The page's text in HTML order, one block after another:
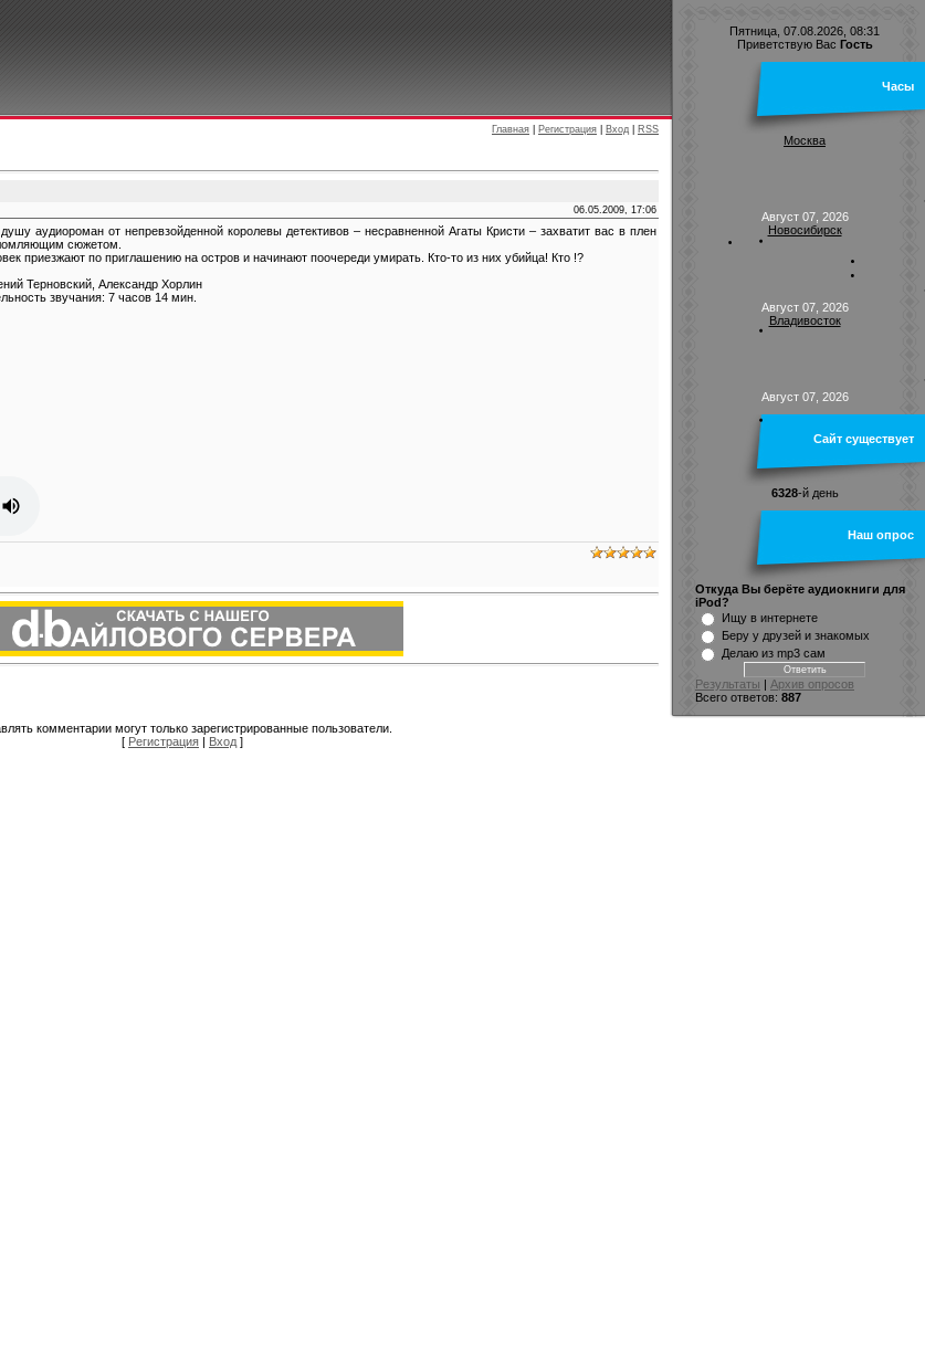
Главная Регистрация Вход RSS
06.05.2009, 17:06
аудиороман от непревзойденной королевы детективов – несравненной Агаты Кристи – захватит вас в плен
сюжетом.
приезжают по приглашению на остров и начинают поочереди умирать. Кто-то из них убийца! Кто !?
Терновский, Александр Хорлин
звучания: 7 часов 14 мин.
комментарии могут только зарегистрированные пользователи.
[ Регистрация | Вход ]
Пятница, 07.08.2026, 08:31
Приветствую Вас Гость
Часы
Москва
Август 07, 2026
Новосибирск
Август 07, 2026
Владивосток
Август 07, 2026
Сайт существует
6328-й день
Наш опрос
Откуда Вы берёте аудиокниги для
iPod?
Ищу в интернете
Беру у друзей и знакомых
Делаю из mp3 сам
Результаты | Архив опросов
Всего ответов: 887